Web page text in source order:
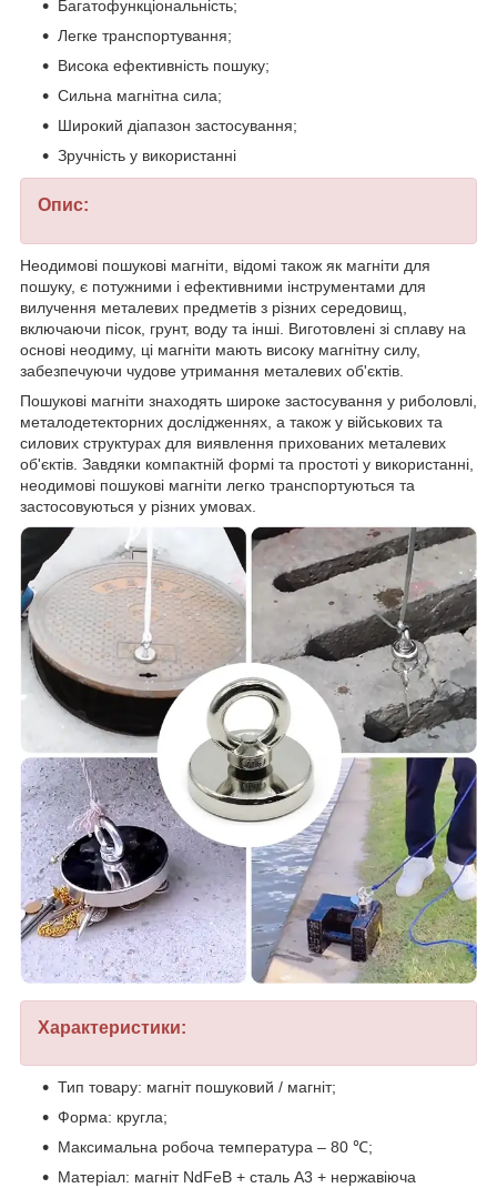
Багатофункціональність;
Легке транспортування;
Висока ефективність пошуку;
Сильна магнітна сила;
Широкий діапазон застосування;
Зручність у використанні
Опис:
Неодимові пошукові магніти, відомі також як магніти для
пошуку, є потужними і ефективними інструментами для
вилучення металевих предметів з різних середовищ,
включаючи пісок, грунт, воду та інші. Виготовлені зі сплаву на
основі неодиму, ці магніти мають високу магнітну силу,
забезпечуючи чудове утримання металевих об'єктів.
Пошукові магніти знаходять широке застосування у риболовлі,
металодетекторних дослідженнях, а також у військових та
силових структурах для виявлення прихованих металевих
об'єктів. Завдяки компактній формі та простоті у використанні,
неодимові пошукові магніти легко транспортуються та
застосовуються у різних умовах.
Характеристики:
Тип товару: магніт пошуковий / магніт;
Форма: кругла;
Максимальна робоча температура – 80 ℃;
Матеріал: магніт NdFeB + сталь A3 + нержавіюча